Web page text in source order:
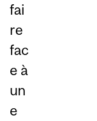
fai
re
fac
e à
un
e